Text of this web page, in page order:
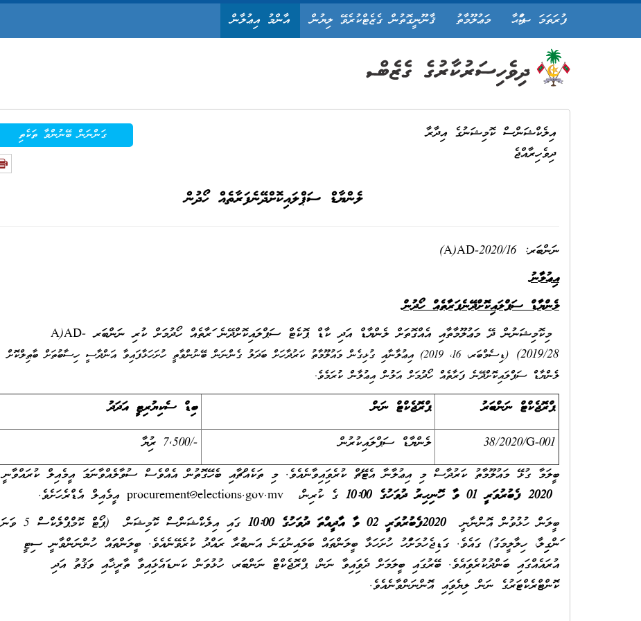
ފުރަތަމަ ޞަފްޙާ މަޢުލޫމާތު ޤާނޫނީގޮތުން ގެޒެޓްކުރެވޭ ލިޔުން އާންމު އިޢުލާން
ގަންނަން ބޭނުންވާ ތަކެތި
އިލެކްޝަންސް ކޮމިޝަނުގެ އިދާރާ
ދިވެހިރާއްޖެ
ލެންޔާޑް ސަޕްލައިކޮށްދޭނެފަރާތެއް ހޯދުން
ނަންބަރ: A)AD-2020/16)
އިޢުލާނު
ލެންޔާޑް ސަޕްލައިކޮށްދޭނެފަރާތެއް ހޯދުން
މިކޮމިޝަނުން ދޭ މަޢުލޫމާތާއި އެއްގޮތަށް ލެންޔާޑް އަދި ކާޑް ޕޮކެޓް ސަޕްލައިކޮށްދޭނެ ފަރާތެއް ހޯދުމަށް ކުރި ނަންބަރ A)AD-
2019/28)
(ޑިސެމްބަރ، 16، 2019) އިޢުލާނާއި ގުޅިގެން މައުލޫމާތު ކަރުދާހަށް ބަދަލު ގެންނަން ބޭނުންވާތީ ހުށަހަޅާފައިވާ އަންދާސީ ހިސާބުތަށް ބާޠިލްކޮށް
ލެންޔާޑް ސަޕްލައިކޮށްދޭނެ ފަރާތެއް ހޯދުމަށް އަލުން އިޢުލާން ކުރަމެވެ.
ޕްރޮޖެކްޓް ނަންބަރު ޕްރޮޖެކްޓް ނަން
ބިޑް ސެކިޔުރިޓީ އަދަދު
38/2020/G-001
ލެންޔާޑް ސަޕްލައިކުރުން
-/7,500 ރުފިޔާ
ބީލަމާ ގުޅޭ މައުލޫމާތު ކަރުދާސް މި އިޢުލާނާ އެޓޭޗް ކުރެވިފައިވާނެއެވެ. މި ތަކެއްޗާއި ބެހޭގޮތުން އެއްވެސް ސުވާލެއްވާނަމަ އީމެއިލް ކުރައްވާނީ
2020 ފެބުރުވަރީ 01 ވާ ހޮނިހިރު ދުވަހުގެ 10:00
ގެ ކުރިން، procurement@elections.gov.mv އީމެއިލް އެޑްރެހަށެވެ.
ބީލަން ހުޅުވުން އޮންނާނީ2020ފެބުރުވަރީ 02 ވާ އާދީއްތަ ދުވަހުގެ 10:00
ގައި އިލެކްޝަންސް ކޮމިޝަން (ޕޯޓް ކޮމްޕްލެކްސް 5 ވަނަ
ފަންގިފިލާ، ހިލާލީމަގު) ގައެވެ. ގަޑިޖެހުމަށްފަހު ހުށަހަޅާ ބީލަންތައް ބަލައިނުގަނެ އަނބުރާ ރައްދު ކުރެވޭނެއެވެ. ބީލަންތައް ހުންނަންވާނީ ސިޓީ
އުރައެއްގައި ބަންދުކުރެވިފައެވެ. ބޭރުގައި ބީލަމަށް ދެވިފައިވާ ނަން، ޕްރޮޖެކްޓް ނަންބަރ، ހުޅުވަން ކަނޑައެޅިފައިވާ ތާރީޚާއި ވަޤުތު އަދި
ކޮންޓްރެކްޓަރުގެ ނަން ލިޔެވިފައި އޮންނަންވާނެއެވެ.